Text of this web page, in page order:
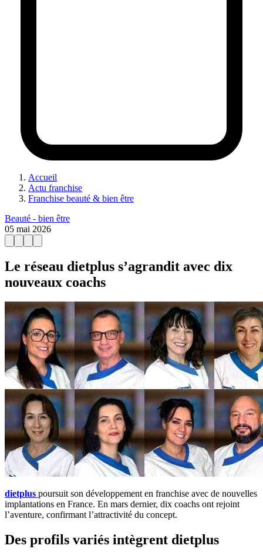
Accueil
Actu franchise
Franchise beauté & bien être
Beauté - bien être
05 mai 2026
Le réseau dietplus s’agrandit avec dix
nouveaux coachs
dietplus poursuit son développement en franchise avec de nouvelles
implantations en France. En mars dernier, dix coachs ont rejoint
l’aventure, confirmant l’attractivité du concept.
Des profils variés intègrent dietplus